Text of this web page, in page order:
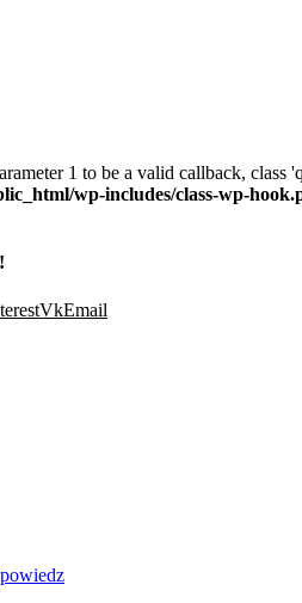
1 to be a valid callback,
wp-includes/class-wp-
VkEmail